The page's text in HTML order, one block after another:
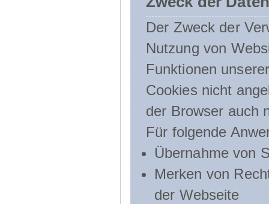
Der Zweck der
Nutzung von
Funktionen
Cookies nicht
der Browser auch
Für folgende
Übernahme von
Merken von
der Webseite